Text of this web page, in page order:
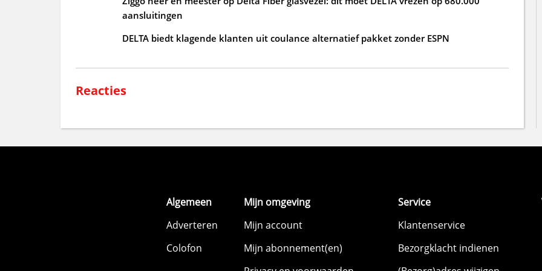
aansluitingen
DELTA biedt klagende klanten uit coulance alternatief pakket zonder ESPN
Reacties
Algemeen
Adverteren
Colofon
Mijn omgeving
Mijn account
Mijn abonnement(en)
Service
Klantenservice
Bezorgklacht indienen